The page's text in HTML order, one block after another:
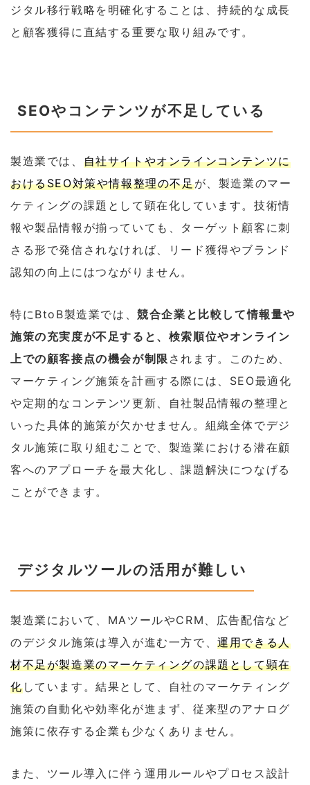
ジタル移行戦略を明確化することは、持続的な成長
と顧客獲得に直結する重要な取り組みです。
SEOやコンテンツが不足している
製造業では、 自社サイトやオンラインコンテンツに
おけるSEO対策や情報整理の不足が、製造業のマー
ケティングの課題として顕在化しています。技術情
報や製品情報が揃っていても、ターゲット顧客に刺
さる形で発信されなければ、リード獲得やブランド
認知の向上にはつながりません。
特にBtoB製造業では、競合企業と比較して情報量や
施策の充実度が不足すると、検索順位やオンライン
上での顧客接点の機会が制限 されます。このため、
マーケティング施策を計画する際には、SEO最適化
や定期的なコンテンツ更新、自社製品情報の整理と
いった具体的施策が欠かせません。組織全体でデジ
タル施策に取り組むことで、製造業における潜在顧
客へのアプローチを最大化し、課題解決につなげる
ことができます。
デジタルツールの活用が難しい
製造業において、MAツールやCRM、広告配信など
のデジタル施策は導入が進む一方で、運用できる人
材不足が製造業のマーケティングの課題として顕在
化しています。結果として、自社のマーケティング
施策の自動化や効率化が進まず、従来型のアナログ
施策に依存する企業も少なくありません。
また、ツール導入に伴う運用ルールやプロセス設計